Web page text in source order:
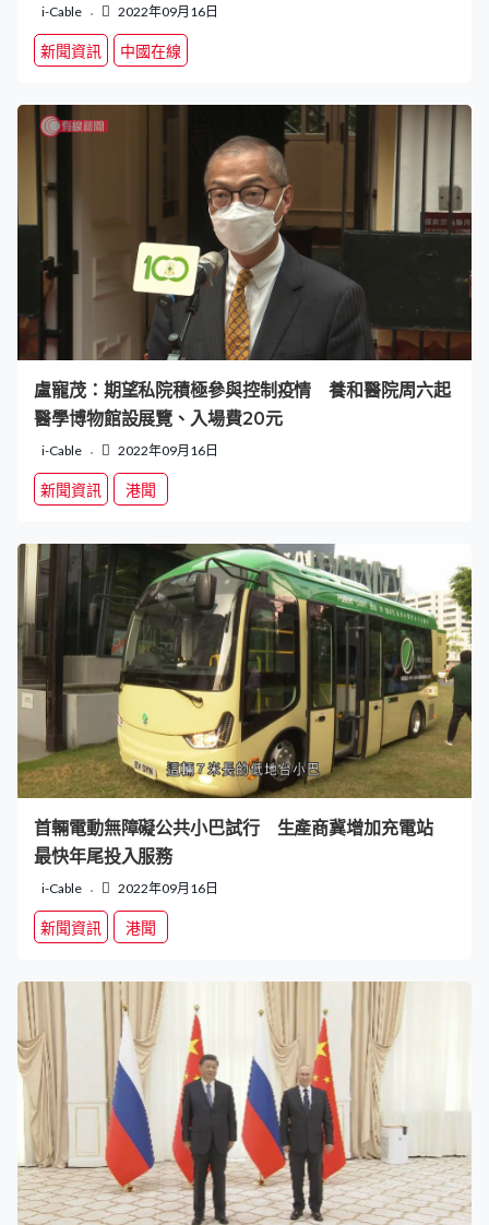
i-Cable 2022年09月16日
新聞資訊 中國在線
盧寵茂：期望私院積極參與控制疫情 養和醫院周六起
醫學博物館設展覽、入場費20元
i-Cable 2022年09月16日
新聞資訊 港聞
首輛電動無障礙公共小巴試行 生產商冀增加充電站
最快年尾投入服務
i-Cable 2022年09月16日
新聞資訊 港聞